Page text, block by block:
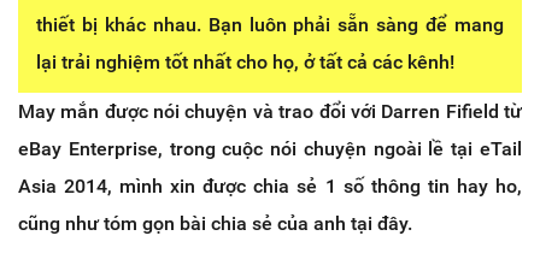
thiết bị khác nhau. Bạn luôn phải sẵn sàng để mang
lại trải nghiệm tốt nhất cho họ, ở tất cả các kênh!
May mắn được nói chuyện và trao đổi với Darren Fifield từ
eBay Enterprise, trong cuộc nói chuyện ngoài lề tại eTail
Asia 2014, mình xin được chia sẻ 1 số thông tin hay ho,
cũng như tóm gọn bài chia sẻ của anh tại đây.